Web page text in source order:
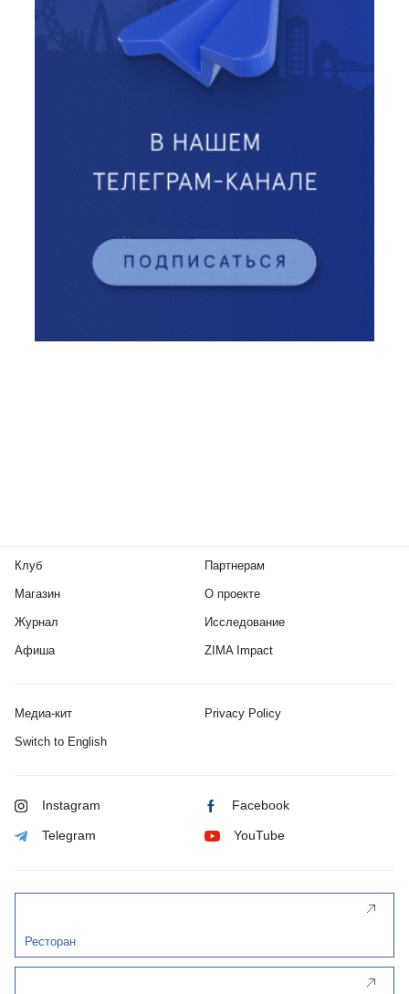
Клуб
Магазин
Журнал
Афиша
Партнерам
О проекте
Исследование
ZIMA Impact
Медиа-кит Privacy Policy
Switch to English
Instagram Facebook
Telegram YouTube
Ресторан